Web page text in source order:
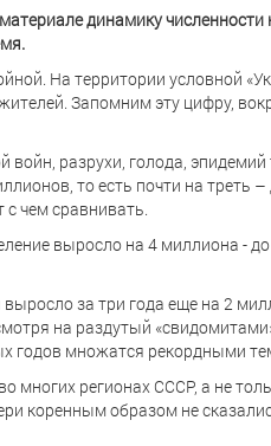
динамику численности
На территории условной
Запомним эту цифру,
разрухи, голода, эпидемий
то есть почти на треть
чем сравнивать.
выросло на 4 миллиона -
за три года еще на 2
на раздутый
годов множатся рекордными
многих регионах СССР, а не
коренным образом не